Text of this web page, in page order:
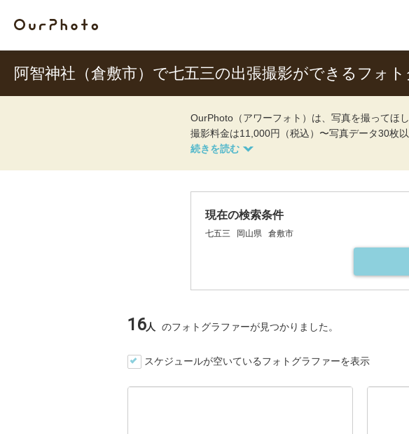
阿智神社（倉敷市）で七五三の出張撮影ができるフォ
OurPhoto（アワーフォト）は、写真を撮ってほ
撮影料金は11,000円（税込）〜写真データ30枚
現在の検索条件
七五三 岡山県 倉敷市
16人 のフォトグラファーが見つかりました。
スケジュールが空いているフォトグラファーを表示